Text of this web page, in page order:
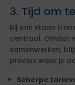
3. Tijd om
Bij ons staan
centraal. Omdat
samenwerken,
precies waar je
Scherpe